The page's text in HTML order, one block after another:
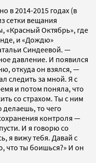
в 2014-2015 годах (в
сетки вещания
«Красный Октябрь», где
и «Дождю»
Синдеевой. —
давление. И появился
откуда он взялся, —
следить за мной. Я с
и потом поняла, что
со страхом. Ты с ним
делаешь, то чего
контроля —
И я говорю со
я вижу тебя. Давай с
что ты боишься?» И он